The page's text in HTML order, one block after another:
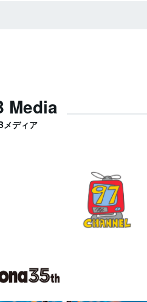
Media
メディア